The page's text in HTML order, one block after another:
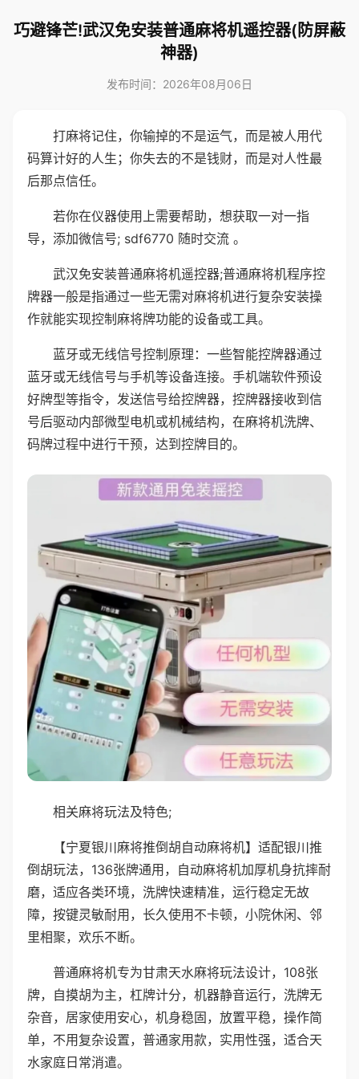
巧避锋芒!武汉免安装普通麻将机遥控器(防屏蔽
神器)
发布时间：2026年08月06日
打麻将记住，你输掉的不是运气，而是被人用代
码算计好的人生；你失去的不是钱财，而是对人性最
后那点信任。
若你在仪器使用上需要帮助，想获取一对一指
导，添加微信号; sdf6770 随时交流 。
武汉免安装普通麻将机遥控器;普通麻将机程序控
牌器一般是指通过一些无需对麻将机进行复杂安装操
作就能实现控制麻将牌功能的设备或工具。
蓝牙或无线信号控制原理：一些智能控牌器通过
蓝牙或无线信号与手机等设备连接。手机端软件预设
好牌型等指令，发送信号给控牌器，控牌器接收到信
号后驱动内部微型电机或机械结构，在麻将机洗牌、
码牌过程中进行干预，达到控牌目的。
相关麻将玩法及特色;
【宁夏银川麻将推倒胡自动麻将机】适配银川推
倒胡玩法，136张牌通用，自动麻将机加厚机身抗摔耐
磨，适应各类环境，洗牌快速精准，运行稳定无故
障，按键灵敏耐用，长久使用不卡顿，小院休闲、邻
里相聚，欢乐不断。
普通麻将机专为甘肃天水麻将玩法设计，108张
牌，自摸胡为主，杠牌计分，机器静音运行，洗牌无
杂音，居家使用安心，机身稳固，放置平稳，操作简
单，不用复杂设置，普通家用款，实用性强，适合天
水家庭日常消遣。